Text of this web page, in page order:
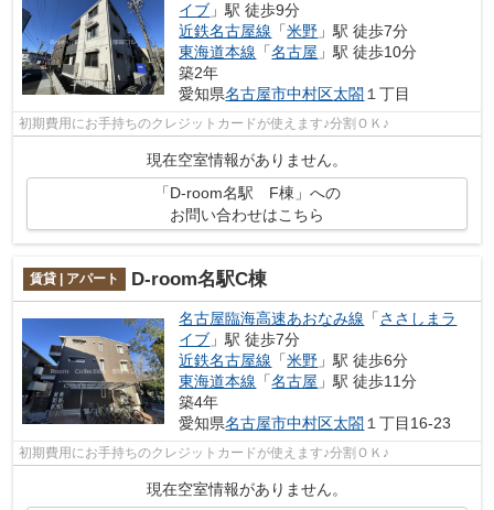
イブ 」駅 徒歩9分
近鉄名古屋線 「米野 」駅 徒歩7分
東海道本線 「名古屋 」駅 徒歩10分
築2年
愛知県名古屋市中村区太閤 １丁目
初期費用にお手持ちのクレジットカードが使えます♪分割ＯＫ♪
現在空室情報がありません。
「D-room名駅 F棟」への
お問い合わせはこちら
賃貸 | アパート D-room名駅C棟
名古屋臨海高速あおなみ線 「ささしまラ
イブ 」駅 徒歩7分
近鉄名古屋線 「米野 」駅 徒歩6分
東海道本線 「名古屋 」駅 徒歩11分
築4年
愛知県名古屋市中村区太閤 １丁目16-23
初期費用にお手持ちのクレジットカードが使えます♪分割ＯＫ♪
現在空室情報がありません。